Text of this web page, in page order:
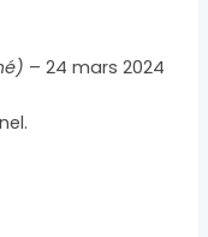
– 24 mars 2024